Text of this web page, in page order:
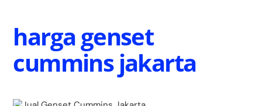
contentharga genset
cummins jakarta
Top